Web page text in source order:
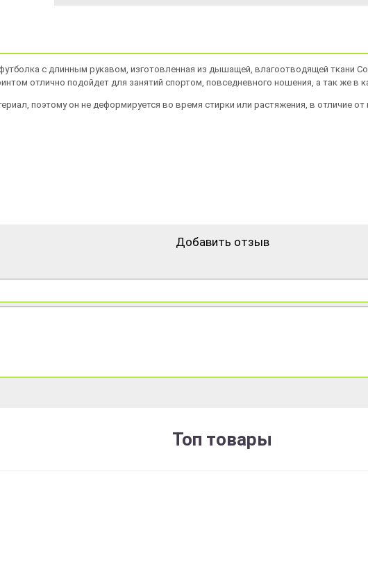
футболка с длинным рукавом, изготовленная из дышащей, влагоотводящей ткани
отлично подойдет для занятий спортом, повседневного ношения, а так же
поэтому он не деформируется во время стирки или растяжения, в отличие от
Добавить отзыв
Топ товары